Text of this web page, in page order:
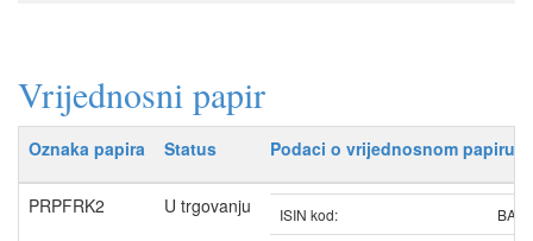
Vrijednosni papir
Oznaka papira Status Podaci o vrijednosnom papiru
PRPFRK2 U trgovanju ISIN kod: